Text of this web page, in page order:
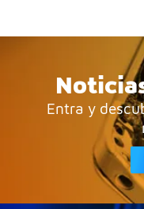
Entra y